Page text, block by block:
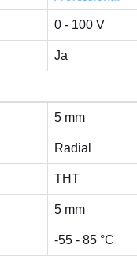
0 - 100 V
Ja
5 mm
Radial
THT
5 mm
-55 - 85 °C